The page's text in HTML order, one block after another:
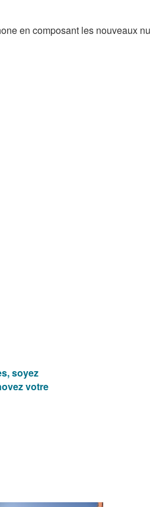
en composant les nouveaux
soyez
votre